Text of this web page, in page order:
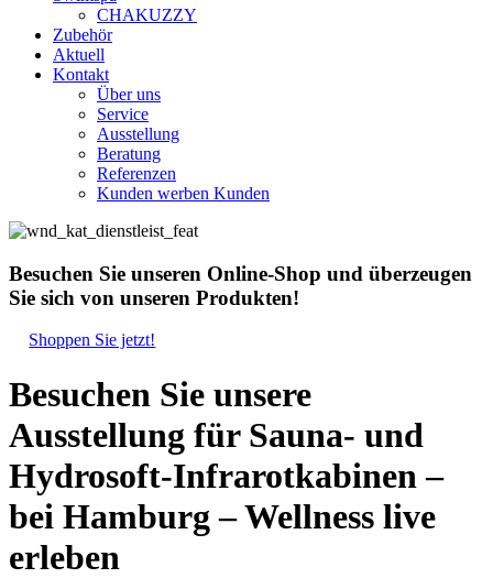
CHAKUZZY
Zubehör
Aktuell
Kontakt
Über uns
Service
Ausstellung
Beratung
Referenzen
Kunden werben Kunden
Close
Close
Besuchen Sie unseren Online-Shop und überzeugen
Sie sich von unseren Produkten!
Shoppen Sie jetzt!
Besuchen Sie unsere
Ausstellung für Sauna- und
Hydrosoft-Infrarotkabinen –
bei Hamburg – Wellness live
erleben